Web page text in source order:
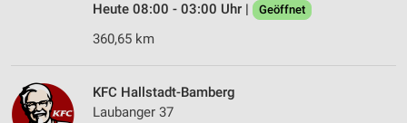
Heute 08:00 - 03:00 Uhr |
Geöffnet
360,65 km
KFC Hallstadt-Bamberg
Laubanger 37